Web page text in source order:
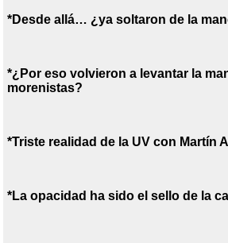
*Desde allá… ¿ya soltaron de la
*¿Por eso volvieron a levantar la
morenistas?
*Triste realidad de la UV con Martín
*La opacidad ha sido el sello de la